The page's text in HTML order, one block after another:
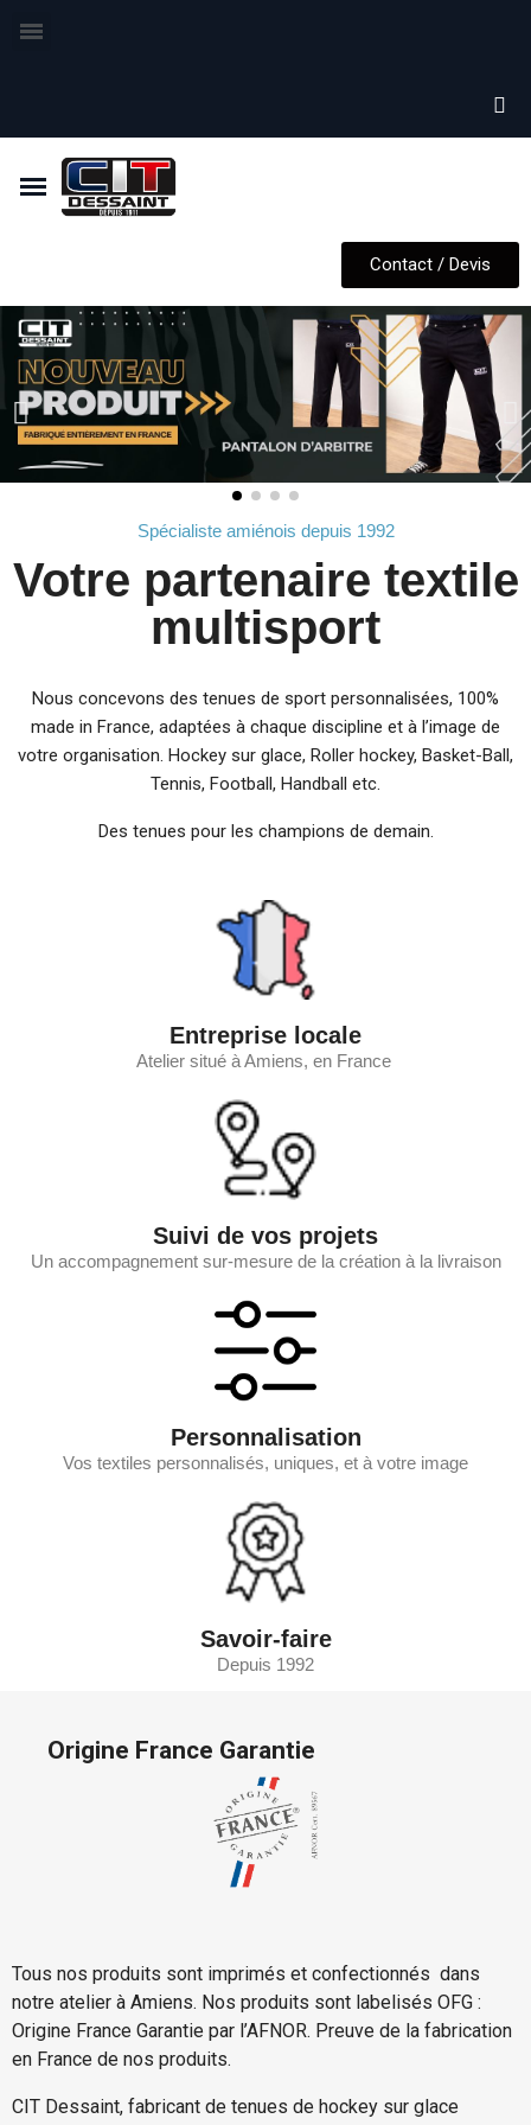
Contact / Devis
Spécialiste amiénois depuis 1992
Votre partenaire textile
multisport
Nous concevons des tenues de sport personnalisées, 100%
made in France, adaptées à chaque discipline et à l’image de
votre organisation. Hockey sur glace, Roller hockey, Basket-Ball,
Tennis, Football, Handball etc.
Des tenues pour les champions de demain.
Entreprise locale
Atelier situé à Amiens, en France
Suivi de vos projets
Un accompagnement sur-mesure de la création à la livraison
Personnalisation
Vos textiles personnalisés, uniques, et à votre image
Savoir-faire
Depuis 1992
Origine France Garantie
Tous nos produits sont imprimés et confectionnés dans
notre atelier à Amiens. Nos produits sont labelisés OFG :
Origine France Garantie par l’AFNOR. Preuve de la fabrication
en France de nos produits.
CIT Dessaint, fabricant de tenues de hockey sur glace